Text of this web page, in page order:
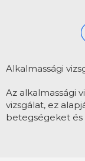
Alkalmassági
Az alkalmassági
vizsgálat, ez
betegségeket